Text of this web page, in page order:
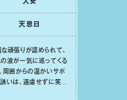
⼤安
天恩⽇
頑張りが認められて、
波が⼀気に巡ってくる
周囲からの温かいサポ
いは、遠慮せずに笑顔